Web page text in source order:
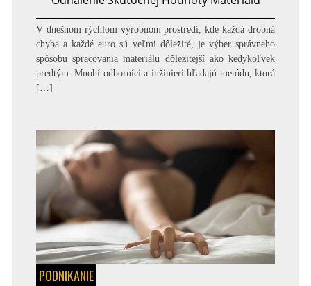
V dnešnom rýchlom výrobnom prostredí, kde každá drobná
chyba a každé euro sú veľmi dôležité, je výber správneho
spôsobu spracovania materiálu dôležitejší ako kedykoľvek
predtým. Mnohí odborníci a inžinieri hľadajú metódu, ktorá
[…]
PODNIKANIE